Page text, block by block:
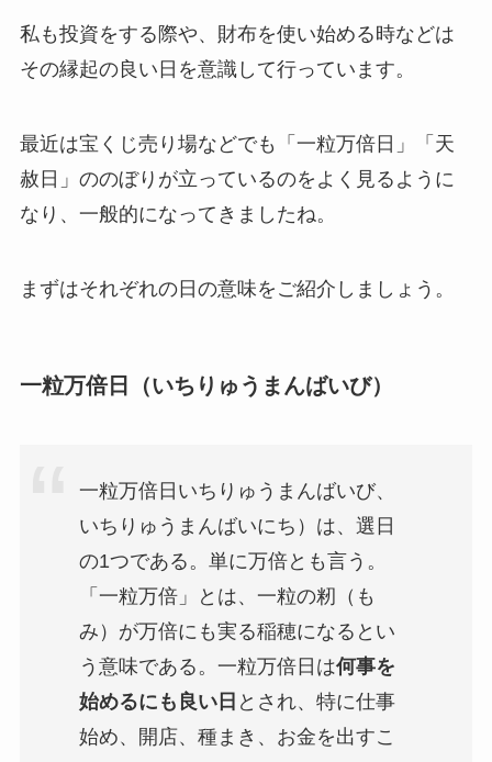
私も投資をする際や、財布を使い始める時などは
その縁起の良い日を意識して行っています。
最近は宝くじ売り場などでも「一粒万倍日」「天
赦日」ののぼりが立っているのをよく見るように
なり、一般的になってきましたね。
まずはそれぞれの日の意味をご紹介しましょう。
一粒万倍日（いちりゅうまんばいび）
一粒万倍日いちりゅうまんばいび、
いちりゅうまんばいにち）は、選日
の1つである。単に万倍とも言う。
「一粒万倍」とは、一粒の籾（も
み）が万倍にも実る稲穂になるとい
う意味である。一粒万倍日は何事を
始めるにも良い日 とされ、特に仕事
始め、開店、種まき、お金を出すこ